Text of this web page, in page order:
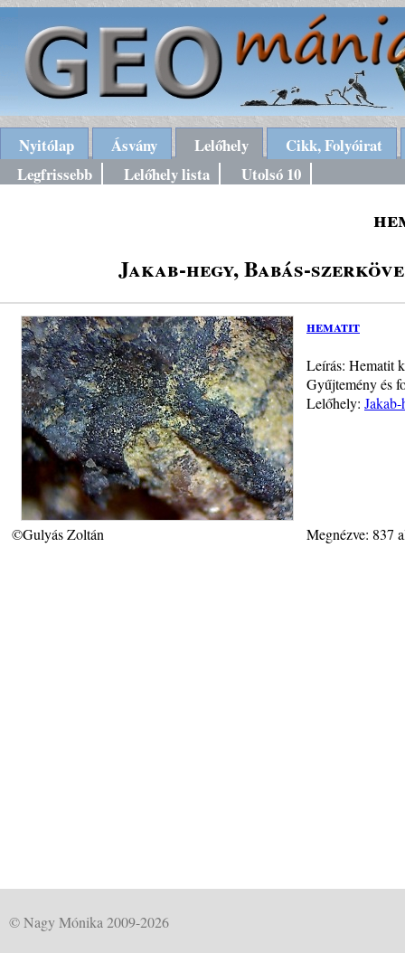
Nyitólap Ásvány Lelőhely
Cikk, Folyóirat
Legfrissebb
Lelőhely lista Utolsó 10
Jakab-hegy, Babás-
hematit
Leírás: Hematit
Gyűjtemény és
Lelőhely:
©Gulyás Zoltán Megnézve: 837
© Nagy Mónika 2009-2026